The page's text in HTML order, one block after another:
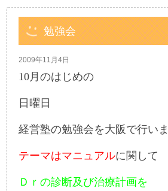
勉強会
2009年11月4日
10月のはじめの
日曜日
経営塾の勉強会を大阪で行いま
テーマはマニュアルに関して
Ｄｒの診断及び治療計画を